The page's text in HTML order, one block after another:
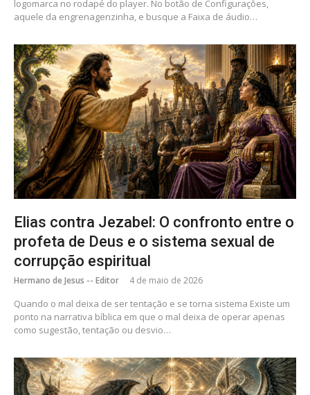
logomarca no rodapé do player. No botão de Configurações,
aquele da engrenagenzinha, e busque a Faixa de áudio…
Elias contra Jezabel: O confronto entre o
profeta de Deus e o sistema sexual de
corrupção espiritual
Hermano de Jesus -- Editor 4 de maio de 2026
Quando o mal deixa de ser tentação e se torna sistema Existe um
ponto na narrativa bíblica em que o mal deixa de operar apenas
como sugestão, tentação ou desvio…